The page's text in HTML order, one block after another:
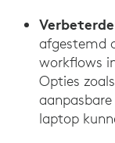
afgestemd
workflows
Opties
laptop